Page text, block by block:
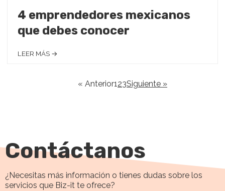
4 emprendedores mexicanos
que debes conocer
LEER MÁS →
« Anterior1 23Siguiente »
Contáctanos
¿Necesitas más información o tienes dudas sobre los
servicios que Biz-it te ofrece?